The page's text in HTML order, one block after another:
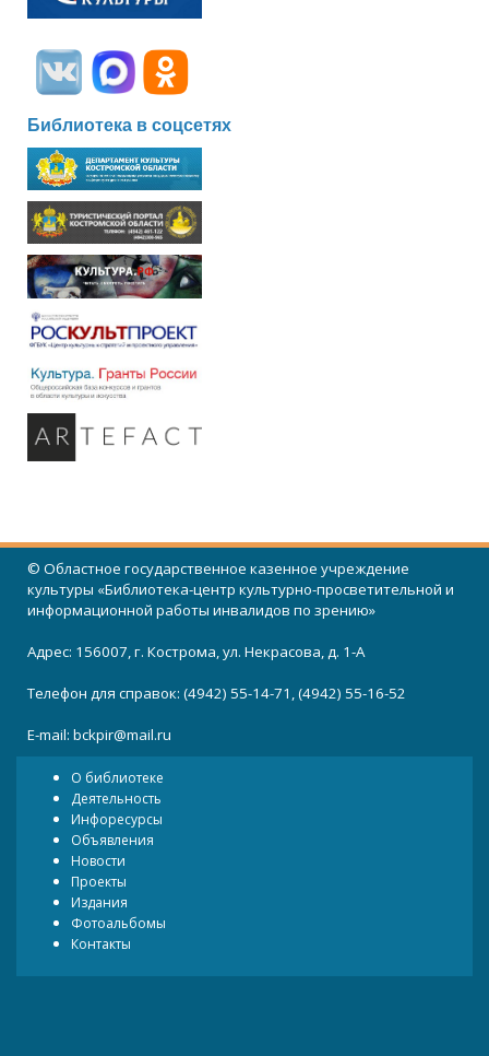
Библиотека в соцсетях
© Областное государственное казенное учреждение
культуры «Библиотека-центр культурно-просветительной и
информационной работы инвалидов по зрению»
Адрес: 156007, г. Кострома, ул. Некрасова, д. 1-А
Телефон для справок: (4942) 55-14-71, (4942) 55-16-52
E-mail: bckpir@mail.ru
О библиотеке
Деятельность
Инфоресурсы
Объявления
Новости
Проекты
Издания
Фотоальбомы
Контакты